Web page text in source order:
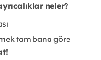
neler?
tam bana göre